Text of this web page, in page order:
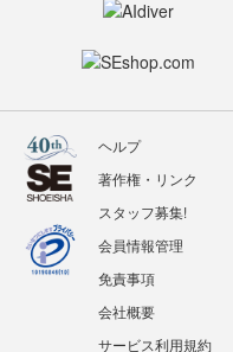
ヘルプ
著作権・リンク
スタッフ募集!
会員情報管理
免責事項
会社概要
サービス利用規約